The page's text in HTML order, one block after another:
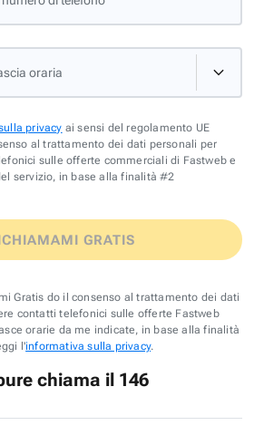
oraria
privacy ai sensi del regolamento UE
al trattamento dei dati personali per
sulle offerte commerciali di Fastweb e
servizio, in base alla finalità #2
GRATIS
Gratis do il consenso al trattamento dei dati
contatti telefonici sulle offerte Fastweb
orarie da me indicate, in base alla finalità
l'informativa sulla privacy.
chiama il 146